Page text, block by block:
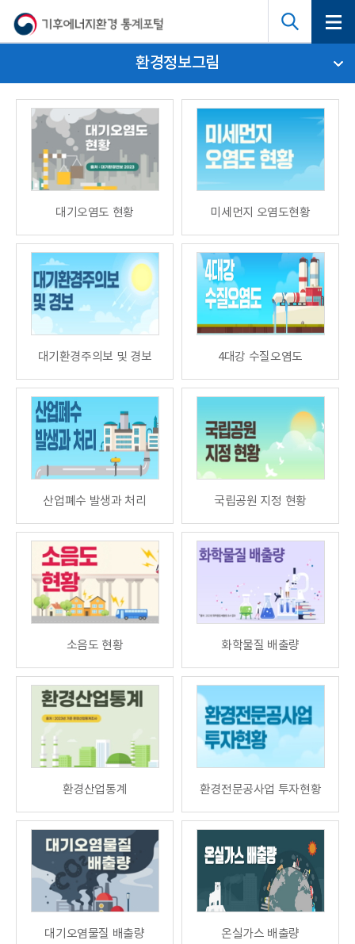
환경정보그림
대기오염도 현황 미세먼지 오염도현황
대기환경주의보 및 경보 4대강 수질오염도
산업폐수 발생과 처리 국립공원 지정 현황
소음도 현황 화학물질 배출량
환경산업통계 환경전문공사업 투자현황
대기오염물질 배출량 온실가스 배출량